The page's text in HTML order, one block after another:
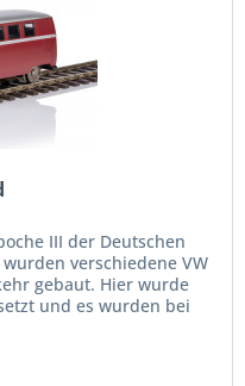
III der Deutschen
verschiedene VW
gebaut. Hier wurde
und es wurden bei